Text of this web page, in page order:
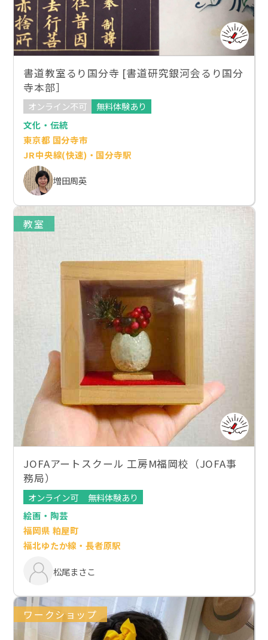
書道教室るり国分寺 [書道研究銀河会るり国分
寺本部］
オンライン不可
無料体験あり
文化・伝統
東京都 国分寺市
JR中央線(快速)・国分寺駅
増田周英
教室
JOFAアートスクール 工房M福岡校（JOFA事
務局）
オンライン可
無料体験あり
絵画・陶芸
福岡県 粕屋町
福北ゆたか線・長者原駅
松尾まさこ
ワークショップ